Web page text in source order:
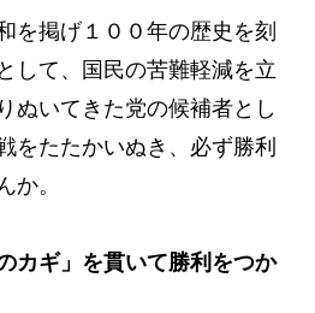
を掲げ１００年の歴史を刻
して、国民の苦難軽減を立
ぬいてきた党の候補者とし
をたたかいぬき、必ず勝利
か。
カギ」を貫いて勝利をつか